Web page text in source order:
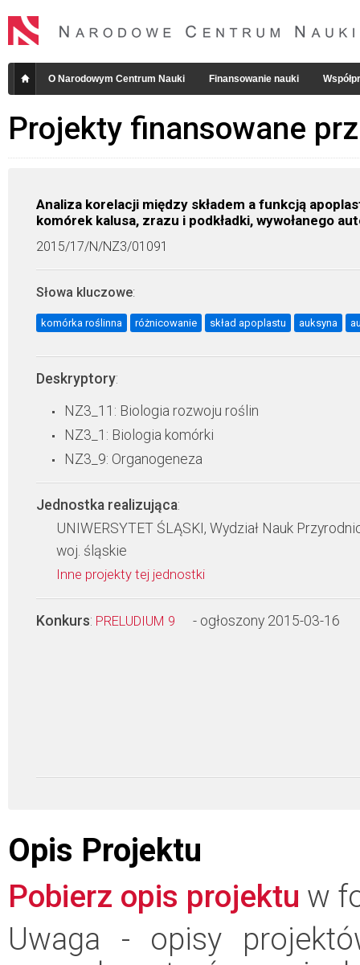
O Narodowym Centrum Nauki Finansowanie nauki
Projekty finansowane
Analiza korelacji między składem a funkcją
komórek kalusa, zrazu i podkładki, wywołanego
2015/17/N/NZ3/01091
Słowa kluczowe:
komórka roślinna różnicowanie skład apoplastu auksyna
Deskryptory:
NZ3_11: Biologia rozwoju roślin
NZ3_1: Biologia komórki
NZ3_9: Organogeneza
Jednostka realizująca:
UNIWERSYTET ŚLĄSKI, Wydział Nauk
woj. śląskie
Inne projekty tej jednostki
Konkurs: PRELUDIUM 9 - ogłoszony 2015-03-16
Opis Projektu
Pobierz opis projektu w
Uwaga - opisy